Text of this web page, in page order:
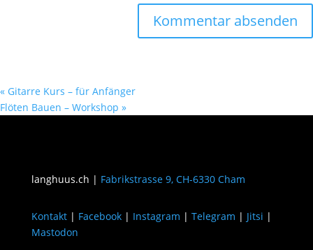
« Gitarre Kurs – für Anfänger
Flöten Bauen – Workshop »
langhuus.ch | Fabrikstrasse 9, CH-6330 Cham
Kontakt| Facebook| Instagram | Telegram | Jitsi |
Mastodon